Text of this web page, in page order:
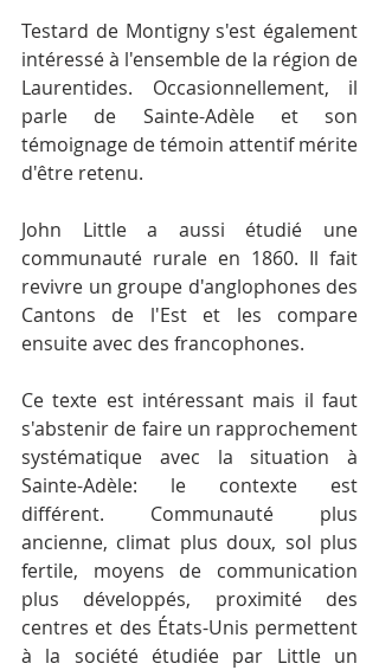
Testard de Montigny s'est également
intéressé à l'ensemble de la région de
Laurentides. Occasionnellement, il
parle de Sainte-Adèle et son
témoignage de témoin attentif mérite
d'être retenu.
John Little a aussi étudié une
communauté rurale en 1860. Il fait
revivre un groupe d'anglophones des
Cantons de l'Est et les compare
ensuite avec des francophones.
Ce texte est intéressant mais il faut
s'abstenir de faire un rapprochement
systématique avec la situation à
Sainte-Adèle: le contexte est
différent. Communauté plus
ancienne, climat plus doux, sol plus
fertile, moyens de communication
plus développés, proximité des
centres et des États-Unis permettent
à la société étudiée par Little un